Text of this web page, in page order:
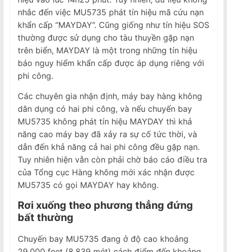
nhắc đến việc MU5735 phát tín hiệu mã cứu nạn
khẩn cấp “MAYDAY”. Cũng giống như tín hiệu SOS
thường được sử dụng cho tàu thuyền gặp nạn
trên biển, MAYDAY là một trong những tín hiệu
báo nguy hiểm khẩn cấp được áp dụng riêng với
phi công.
Các chuyên gia nhận định, máy bay hàng không
dân dụng có hai phi công, và nếu chuyến bay
MU5735 không phát tín hiệu MAYDAY thì khả
năng cao máy bay đã xảy ra sự cố tức thời, và
dẫn đến khả năng cả hai phi công đều gặp nạn.
Tuy nhiên hiện vẫn còn phải chờ báo cáo điều tra
của Tổng cục Hàng không mới xác nhận được
MU5735 có gọi MAYDAY hay không.
Rơi xuống theo phương thẳng đứng
bất thường
Chuyến bay MU5735 đang ở độ cao khoảng